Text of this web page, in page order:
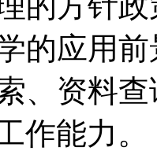
的应用
、资料
作能力。